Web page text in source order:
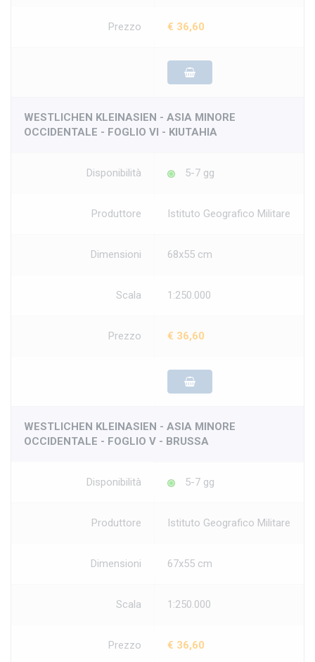
Prezzo € 36,60
WESTLICHEN KLEINASIEN - ASIA MINORE
OCCIDENTALE - FOGLIO VI - KIUTAHIA
Disponibilità 5-7 gg
Produttore Istituto Geografico Militare
Dimensioni 68x55 cm
Scala 1:250.000
Prezzo € 36,60
WESTLICHEN KLEINASIEN - ASIA MINORE
OCCIDENTALE - FOGLIO V - BRUSSA
Disponibilità 5-7 gg
Produttore Istituto Geografico Militare
Dimensioni 67x55 cm
Scala 1:250.000
Prezzo € 36,60